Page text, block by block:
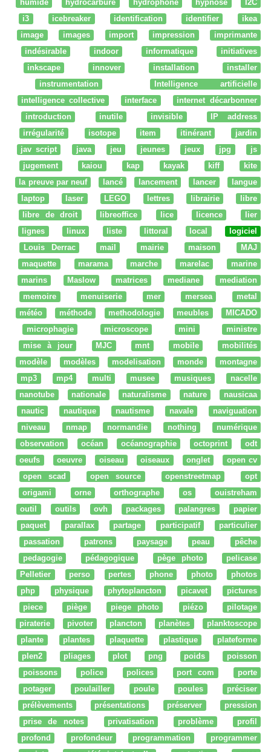
humide hydrocarbure hydrophone hypnose
I2C
i3
icebreaker identification identifier
ikea
image
images import impression
imprimante
indésirable
indoor informatique
initiatives
inkscape
innover installation
installer
instrumentation
Intelligence artificielle
intelligence collective
interface
internet décarbonner
introduction
inutile invisible
IP address
irrégularité
isotope item itinérant
jardin
jav script
java jeu jeunes jeux jpg
js
jugement
kaiou kap kayak kiff
kite
la preuve par neuf
lancé lancement lancer
langue
laptop
laser LEGO lettres librairie
libre
libre de droit
libreoffice lice licence
lier
lignes
linux liste littoral local
logiciel
Louis Derrac
mail mairie maison
MAJ
maquette
marama marche marelac
marine
marins
Maslow matrices mediane
mediation
memoire
menuiserie mer mersea
metal
météo
méthode methodologie meubles
MICADO
microphagie
microscope mini
ministre
mise à jour
MJC mnt mobile
mobilités
modèle
modèles modelisation monde
montagne
mp3
mp4 multi musee musiques
nacelle
nanotube
nationale naturalisme nature
nausicaa
nautic
nautique nautisme navale
naviguation
niveau
nmap normandie nothing
numérique
observation
océan océanographie octoprint
odt
oeufs
oeuvre oiseau oiseaux onglet
open cv
open scad
open source openstreetmap
opt
origami
orne orthographe os
ouistreham
outil
outils ovh packages palangres
papier
paquet
parallax partage participatif
particulier
passation
patrons paysage peau
pêche
pedagogie
pédagogique pège photo
pelicase
Pelletier
perso pertes phone photo
photos
php
physique phytoplancton picavet
pictures
piece
piège piege photo piézo
pilotage
piraterie
pivoter plancton planètes
planktoscope
plante
plantes plaquette plastique
plateforme
plen2
pliages plot png poids
poisson
poissons
police polices port com
porte
potager
poulailler poule poules
préciser
prélèvements
présentations préserver
pression
prise de notes
privatisation problème
profil
profond
profondeur programmation
programmer